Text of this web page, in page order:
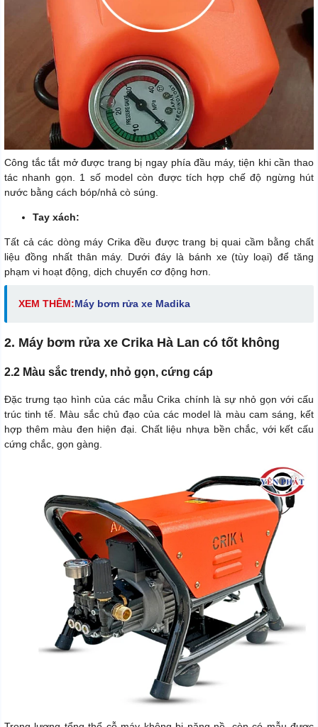
Công tắc tắt mở được trang bị ngay phía đầu máy, tiện khi cần thao
tác nhanh gọn. 1 số model còn được tích hợp chế độ ngừng hút
nước bằng cách bóp/nhả cò súng.
Tay xách:
Tất cả các dòng máy Crika đều được trang bị quai cầm bằng chất
liệu đồng nhất thân máy. Dưới đáy là bánh xe (tùy loại) để tăng
phạm vi hoạt động, dịch chuyển cơ động hơn.
XEM THÊM:Máy bơm rửa xe Madika
2. Máy bơm rửa xe Crika Hà Lan có tốt không
2.2 Màu sắc trendy, nhỏ gọn, cứng cáp
Đặc trưng tạo hình của các mẫu Crika chính là sự nhỏ gọn với cấu
trúc tinh tế. Màu sắc chủ đạo của các model là màu cam sáng, kết
hợp thêm màu đen hiện đại. Chất liệu nhựa bền chắc, với kết cấu
cứng chắc, gọn gàng.